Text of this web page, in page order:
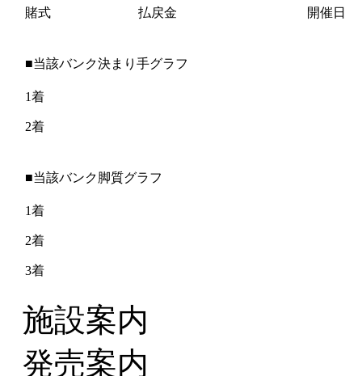
賭式 払戻金 開催日
■当該バンク決まり手グラフ
1着
2着
■当該バンク脚質グラフ
1着
2着
3着
施設案内
発売案内